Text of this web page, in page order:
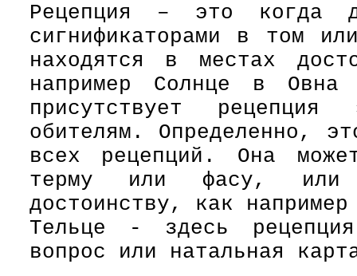
Рецепция – это когда
сигнификаторами в том
находятся в местах
например Солнце в
присутствует
обителям. Определенно,
всех рецепций. Она
терму или фасу, или
достоинству, как
Тельце - здесь
вопрос или натальная